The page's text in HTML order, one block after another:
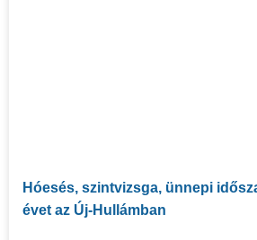
Hóesés, szintvizsga, ünnepi
évet az Új-Hullámban